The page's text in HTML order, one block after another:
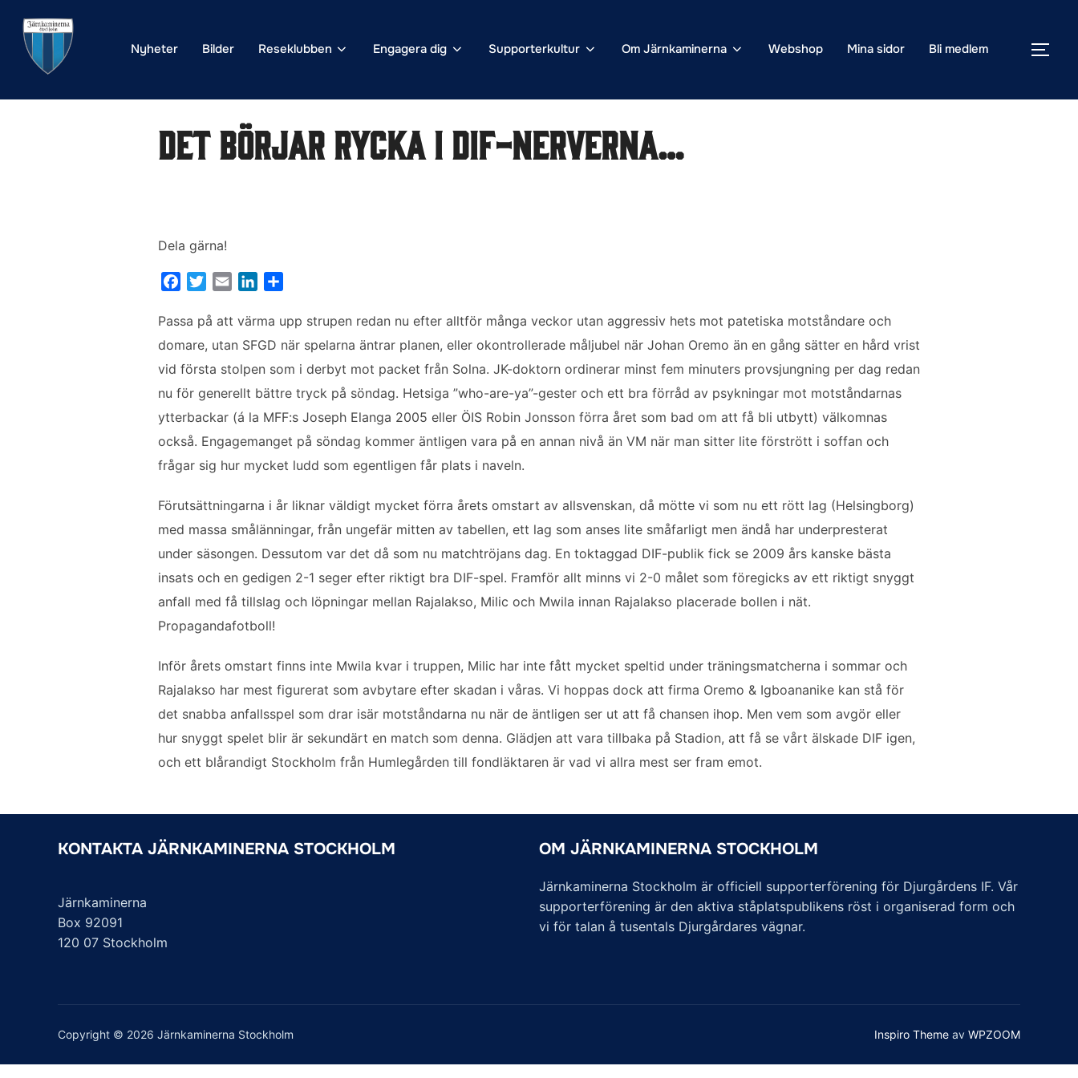
innehåll
Nyheter Bilder Reseklubben Engagera dig Supporterkultur Om Järnkaminerna Webshop Mina sidor Bli medlem SLÅ
Det börjar rycka i DIF-nerverna…
Dela gärna!
c
e
o
o
k
i
e
r
a
i
n
k
d
I
n
l
a
Passa på att värma upp strupen redan nu efter alltför många veckor utan aggressiv hets mot patetiska motståndare och
domare, utan SFGD när spelarna äntrar planen, eller okontrollerade måljubel när Johan Oremo än en gång sätter en hård vrist
vid första stolpen som i derbyt mot packet från Solna. JK-doktorn ordinerar minst fem minuters provsjungning per dag redan
nu för generellt bättre tryck på söndag. Hetsiga ”who-are-ya”-gester och ett bra förråd av psykningar mot motståndarnas
ytterbackar (á la MFF:s Joseph Elanga 2005 eller ÖIS Robin Jonsson förra året som bad om att få bli utbytt) välkomnas
också. Engagemanget på söndag kommer äntligen vara på en annan nivå än VM när man sitter lite förstrött i soffan och
frågar sig hur mycket ludd som egentligen får plats i naveln.
Förutsättningarna i år liknar väldigt mycket förra årets omstart av allsvenskan, då mötte vi som nu ett rött lag (Helsingborg)
med massa smålänningar, från ungefär mitten av tabellen, ett lag som anses lite småfarligt men ändå har underpresterat
under säsongen. Dessutom var det då som nu matchtröjans dag. En toktaggad DIF-publik fick se 2009 års kanske bästa
insats och en gedigen 2-1 seger efter riktigt bra DIF-spel. Framför allt minns vi 2-0 målet som föregicks av ett riktigt snyggt
anfall med få tillslag och löpningar mellan Rajalakso, Milic och Mwila innan Rajalakso placerade bollen i nät.
Propagandafotboll!
Inför årets omstart finns inte Mwila kvar i truppen, Milic har inte fått mycket speltid under träningsmatcherna i sommar och
Rajalakso har mest figurerat som avbytare efter skadan i våras. Vi hoppas dock att firma Oremo & Igboananike kan stå för
det snabba anfallsspel som drar isär motståndarna nu när de äntligen ser ut att få chansen ihop. Men vem som avgör eller
hur snyggt spelet blir är sekundärt en match som denna. Glädjen att vara tillbaka på Stadion, att få se vårt älskade DIF igen,
och ett blårandigt Stockholm från Humlegården till fondläktaren är vad vi allra mest ser fram emot.
KONTAKTA JÄRNKAMINERNA STOCKHOLM
Järnkaminerna
Box 92091
120 07 Stockholm
OM JÄRNKAMINERNA STOCKHOLM
Järnkaminerna Stockholm är officiell supporterförening för Djurgårdens IF. Vår
supporterförening är den aktiva ståplatspublikens röst i organiserad form och
vi för talan å tusentals Djurgårdares vägnar.
Copyright © 2026 Järnkaminerna Stockholm Inspiro Theme av WPZOOM